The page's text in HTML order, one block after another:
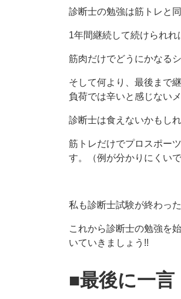
診断士の勉強は筋トレと
1年間継続して続けられれ
筋肉だけでどうにかなる
そして何より、最後まで
負荷では辛いと感じない
診断士は食えないかもし
筋トレだけでプロスポー
す。（例が分かりにくい
私も診断士試験が終わっ
これから診断士の勉強を
いていきましょう!!
■最後に一言